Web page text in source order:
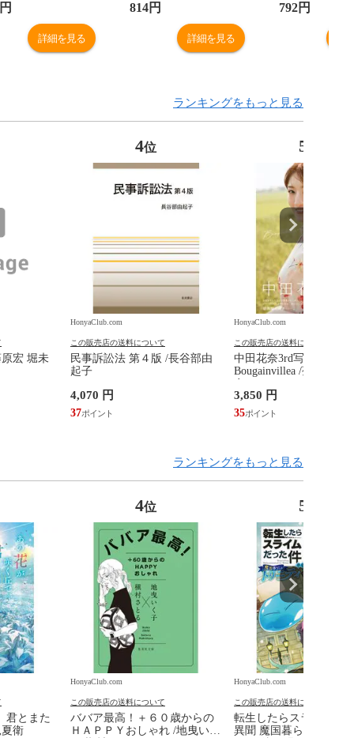
円 814円
詳細を見る
792円
詳細を見る
ランキングをもっと見る
宏 堀未
4位
HonyaClub.com
この販売店の送料について
民事訴訟法 第４版 /長谷部由
起子
4,070 円
37
5
HonyaClub.com
この販売店の送料について
中田花奈3rd写真集
Bougainvillea /菊地泰久
3,850 円
35
ランキングをもっと見る
君とまた
衛
4位
HonyaClub.com
この販売店の送料について
ババア最高！＋６０歳からの
ＨＡＰＰＹおしゃれ /地曳いく
5
HonyaClub.com
この販売店の送料について
転生したらスライムだ
異聞 魔国暮らしのトリ